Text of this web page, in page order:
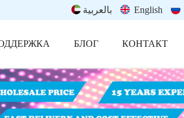
بالعربية English
БЛОГ КОНТАКТ